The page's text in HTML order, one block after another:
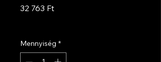
32 763 FtÁr
Mennyiség *